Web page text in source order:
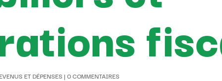
ET DÉPENSES | 0 COMMENTAIRES